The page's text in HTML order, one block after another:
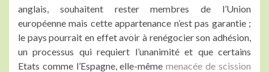
anglais, souhaitent rester membres de l’Union
européenne mais cette appartenance n’est pas garantie ;
le pays pourrait en effet avoir à renégocier son adhésion,
un processus qui requiert l’unanimité et que certains
Etats comme l’Espagne, elle-même menacée de scission